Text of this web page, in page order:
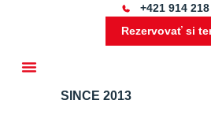
+421 914
Rezervovať si
SINCE 2013